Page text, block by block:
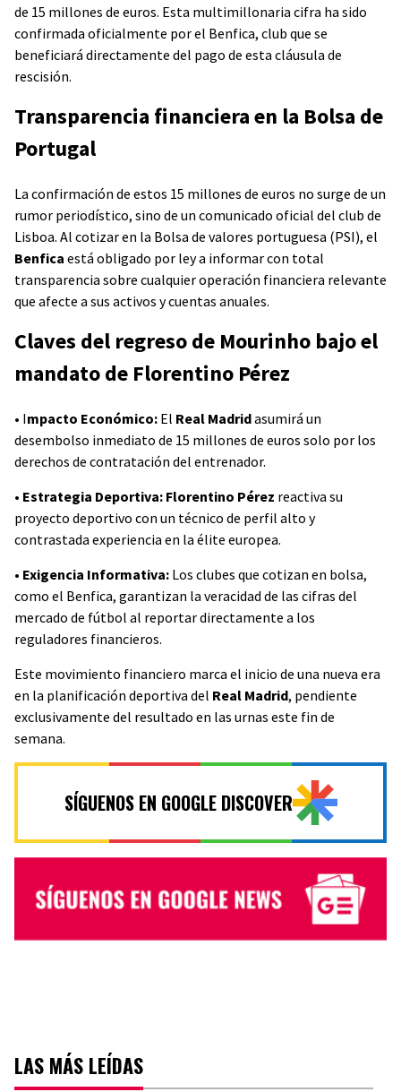
de 15 millones de euros. Esta multimillonaria cifra ha sido
confirmada oficialmente por el Benfica, club que se
beneficiará directamente del pago de esta cláusula de
rescisión.
Transparencia financiera en la Bolsa de
Portugal
La confirmación de estos 15 millones de euros no surge de un
rumor periodístico, sino de un comunicado oficial del club de
Lisboa. Al cotizar en la Bolsa de valores portuguesa (PSI), el
Benfica está obligado por ley a informar con total
transparencia sobre cualquier operación financiera relevante
que afecte a sus activos y cuentas anuales.
Claves del regreso de Mourinho bajo el
mandato de Florentino Pérez
• Impacto Económico: El Real Madridasumirá un
desembolso inmediato de 15 millones de euros solo por los
derechos de contratación del entrenador.
• Estrategia Deportiva: Florentino Pérez reactiva su
proyecto deportivo con un técnico de perfil alto y
contrastada experiencia en la élite europea.
• Exigencia Informativa: Los clubes que cotizan en bolsa,
como el Benfica, garantizan la veracidad de las cifras del
mercado de fútbol al reportar directamente a los
reguladores financieros.
Este movimiento financiero marca el inicio de una nueva era
en la planificación deportiva del Real Madrid, pendiente
exclusivamente del resultado en las urnas este fin de
semana.
SÍGUENOS EN GOOGLE DISCOVER
LAS MÁS LEÍDAS